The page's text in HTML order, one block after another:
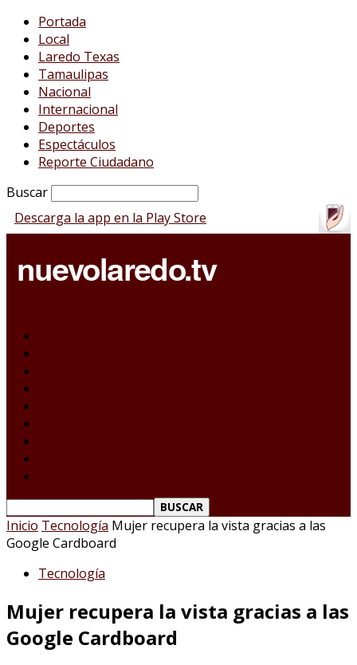
Portada
Local
Laredo Texas
Tamaulipas
Nacional
Internacional
Deportes
Espectáculos
Reporte Ciudadano
Buscar
Descarga la app en la Play Store
Inicio Tecnología Mujer recupera la vista gracias a las
Google Cardboard
Tecnología
Mujer recupera la vista gracias a las
Google Cardboard